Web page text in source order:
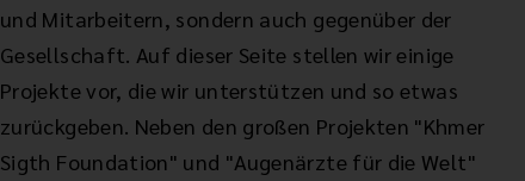
und Mitarbeitern, sondern auch gegenüber der
Gesellschaft. Auf dieser Seite stellen wir einige
Projekte vor, die wir unterstützen und so etwas
zurückgeben. Neben den großen Projekten "Khmer
Sigth Foundation" und "Augenärzte für die Welt"